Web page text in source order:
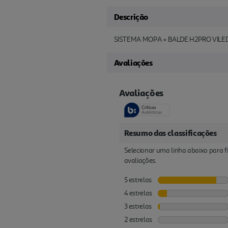
Descrição
SISTEMA MOPA + BALDE H2PRO
Avaliações